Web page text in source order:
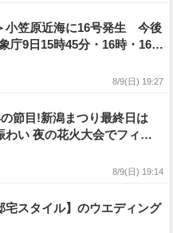
小笠原近海に16号発生 今後
9日15時45分・16時・16時
8/9(日) 19:27
節目!新潟まつり最終日は
わい 夜の花火大会でフィナ
8/9(日) 19:14
宅スタイル】のウエディング